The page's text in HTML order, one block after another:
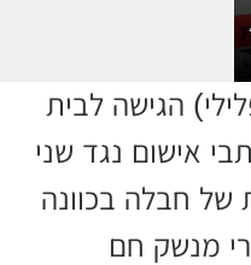
הגישה לבית
אישום נגד שני
של חבלה בכוונה
מנשק חם